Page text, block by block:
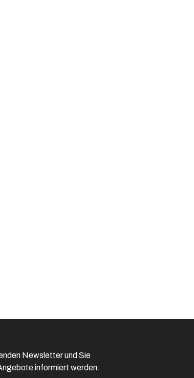
Newsletter und Sie
informiert werden.